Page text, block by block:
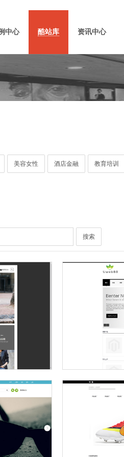
中心 酷站库 资讯中心
美容女性 酒店金融 教育培训
搜索